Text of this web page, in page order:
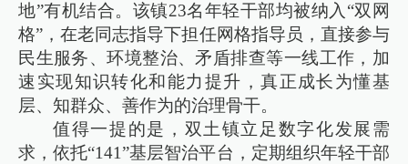
地”有机结合。该镇23名年轻干部均被纳入“双网
格”，在老同志指导下担任网格指导员，直接参与
民生服务、环境整治、矛盾排查等一线工作，加
速实现知识转化和能力提升，真正成长为懂基
层、知群众、善作为的治理骨干。
值得一提的是，双土镇立足数字化发展需
求，依托“141”基层智治平台，定期组织年轻干部